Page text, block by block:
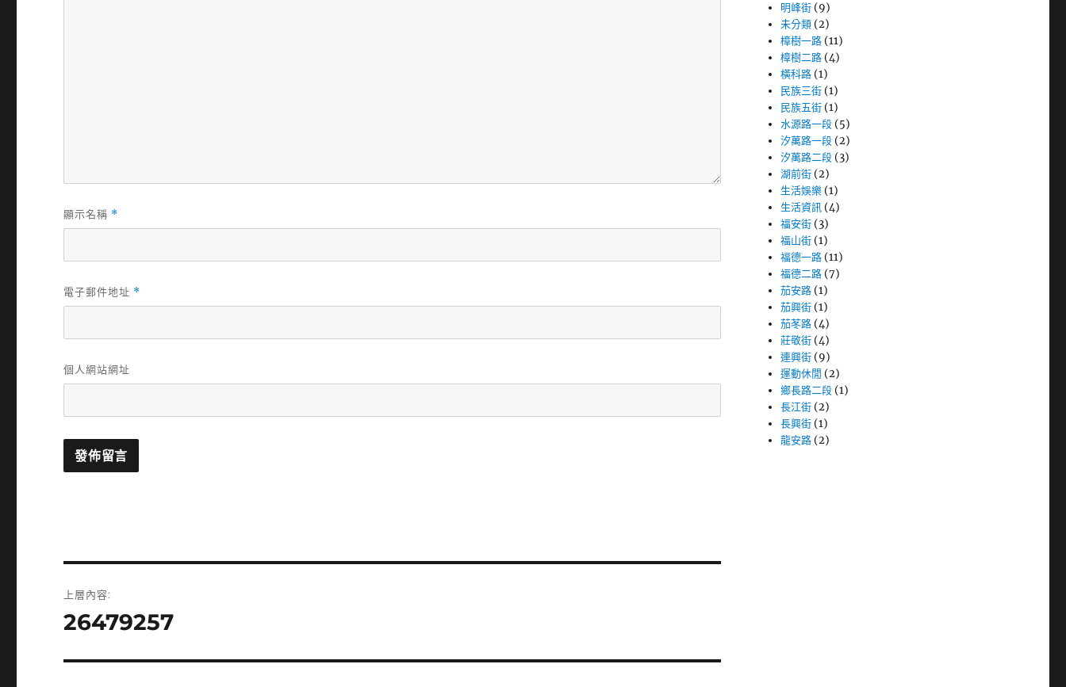
顯示名稱 *
電子郵件地址 *
個人網站網址
章
上層內容:
26479257
明峰街 (9)
未分類 (2)
樟樹一路 (11)
樟樹二路 (4)
橫科路 (1)
民族三街 (1)
民族五街 (1)
水源路一段 (5)
汐萬路一段 (2)
汐萬路二段 (3)
湖前街 (2)
生活娛樂 (1)
生活資訊 (4)
福安街 (3)
福山街 (1)
福德一路 (11)
福德二路 (7)
茄安路 (1)
茄興街 (1)
茄苳路 (4)
莊敬街 (4)
連興街 (9)
運動休閒 (2)
鄉長路二段 (1)
長江街 (2)
長興街 (1)
龍安路 (2)